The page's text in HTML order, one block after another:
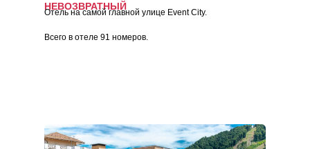
НЕВОЗВРАТНЫЙ
Отель на самой главной улице Event City.
Всего в отеле 91 номеров.